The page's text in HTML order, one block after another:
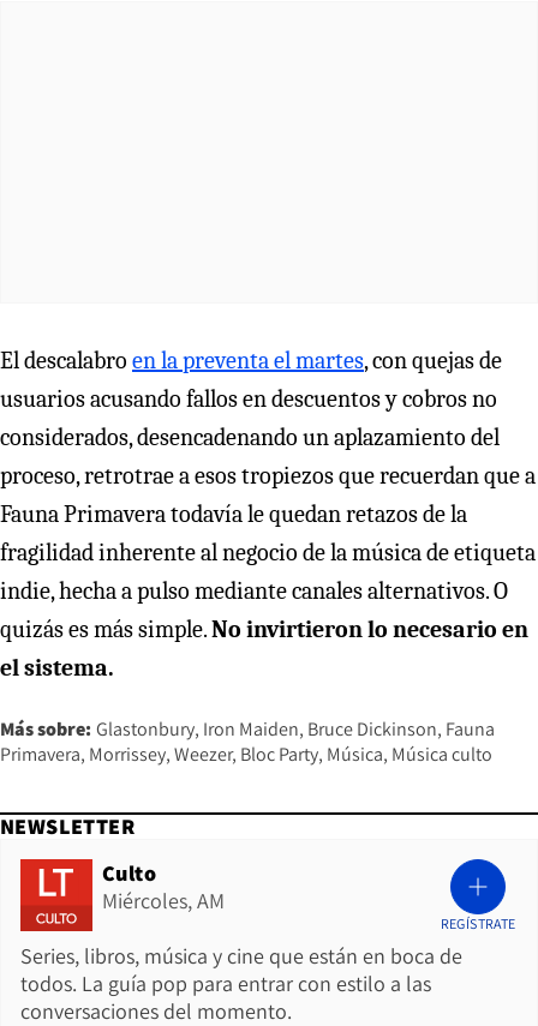
El descalabro en la preventa el martes, con quejas de
usuarios acusando fallos en descuentos y cobros no
considerados, desencadenando un aplazamiento del
proceso, retrotrae a esos tropiezos que recuerdan que a
Fauna Primavera todavía le quedan retazos de la
fragilidad inherente al negocio de la música de etiqueta
indie, hecha a pulso mediante canales alternativos. O
quizás es más simple.No invirtieron lo necesario en
el sistema.
Más sobre: Glastonbury Iron Maiden Bruce Dickinson Fauna
Primavera Morrissey Weezer Bloc Party Música Música culto
NEWSLETTER
Culto
Miércoles, AM
Series, libros, música y cine que están en boca de
todos. La guía pop para entrar con estilo a las
conversaciones del momento.
REGÍSTRATE